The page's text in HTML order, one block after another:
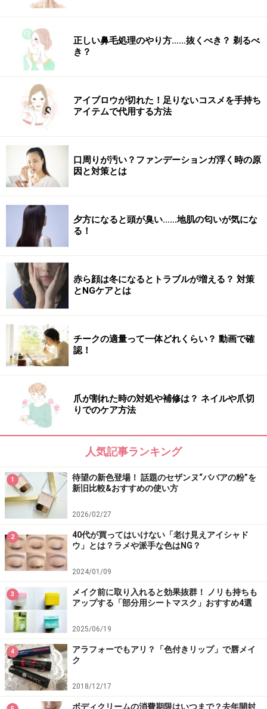
エキスなど、頭皮ケアに最適な成分も配合しています。
使い始めは効果を実感しやすいように、5回以上連続使
用がおすすめ。カラーバリエ豊富で、ライトブラウン、
ナチュラルブラウン、ダークブラウン、ブラックの4色
がラインナップしています（画像はブラック）。
DATA：利尻カラーシャンプー 200ml（税込3850円）
4：サロンで染めてきたカラーを長持ちさせ
るロイド カラーシャンプー
サロン帰りの鮮やかな黒髪をキープ
こちらは白髪を染めるというよりは、サロンで染めてき
きた髪の色落ちや黄ばみを抑えるのはもちろんですが、
使い続けるほどに白髪が気にならなくなるという嬉しい
相乗効果もあり。
リッチモイスチャー仕様で、髪のきしみも抑えてくれま
す。カラーは、シルバーやムラサキなど5色あります
が、黒系の白髪染めをしている人はグロッシーブラック
がおすすめです（画像はグロッシーブラック）。
DATA：ロイド カラーシャンプー（グロッシーブラッ
ク） 300ml（税込1540円）
カラーシャンプーは、使い続けるごとに白髪が目立たな
くなるので、お手入れも楽しくなります。毎日のシャン
正しい鼻毛処理のやり方……抜くべき？ 剃るべ
き？
アイブロウが切れた！足りないコスメを手持ち
アイテムで代用する方法
口周りが汚い？ファンデーションガ浮く時の原
因と対策とは
夕方になると頭が臭い……地肌の匂いが気にな
る！
赤ら顔は冬になるとトラブルが増える？ 対策
とNGケアとは
チークの適量って一体どれくらい？ 動画で確
認！
爪が割れた時の対処や補修は？ ネイルや爪切
りでのケア方法
人気記事ランキング
1
待望の新色登場！ 話題のセザンヌ“ババアの粉”を
新旧比較&おすすめの使い方
2026/02/27
2
40代が買ってはいけない「老け見えアイシャド
ウ」とは？ラメや派手な色はNG？
2024/01/09
3
メイク前に取り入れると効果抜群！ ノリも持ちも
アップする「部分用シートマスク」おすすめ4選
2025/06/19
4
アラフォーでもアリ？「色付きリップ」で唇メイ
ク
2018/12/17
ボディクリームの消費期限はいつまで？去年開封